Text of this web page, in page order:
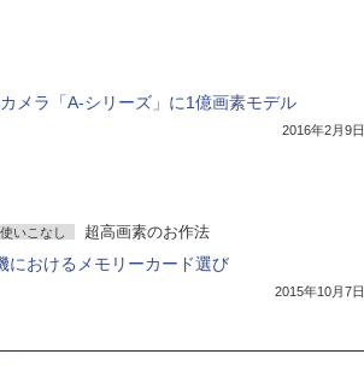
メラ「A-シリーズ」に1億画素モデル
2016年2月9日
いこなし 超高画素のお作法
におけるメモリーカード選び
2015年10月7日